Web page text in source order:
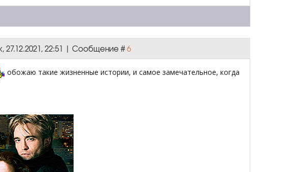
27.12.2021, 22:51 | Сообщение #6
обожаю такие жизненные истории, и самое замечательное, когда